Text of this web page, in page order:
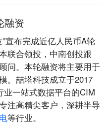
融资
宣布完成近亿人民币A轮
联合领投，中南创投跟
问。本轮融资将主要用于
。喆塔科技成立于2017
一站式数据平台的CIM
注高精尖客户，深耕半导
电等行业。